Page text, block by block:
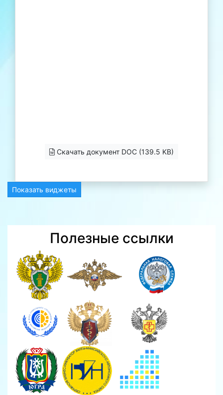
Скачать документ DOC (139.5 KB)
Показать виджеты
Полезные ссылки